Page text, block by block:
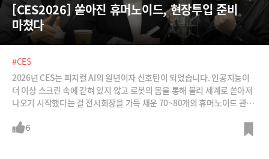
[CES2026] 쏟아진 휴머노이드, 현장투입 준비
마쳤다
#CES
2026년 CES는 피지컬 AI의 원년이자 신호탄이 되었습니다. 인공지능이
더 이상 스크린 속에 갇혀 있지 않고 로봇의 몸을 통해 물리 세계로 쏟아져
나오기 시작했다는 걸 전시회장을 가득 채운 70~80개의 휴머노이드 관련
한재권 한양대 교수는 "CES 안 갔으면 큰일날 뻔 했다"고 말했을 정도입
6